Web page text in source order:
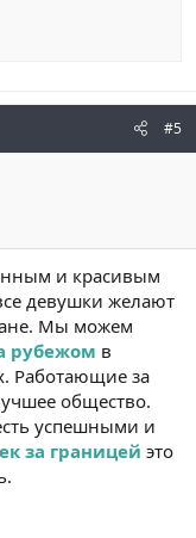
#5
и красивым
девушки желают
Мы можем
рубежом в
Работающие за
общество.
успешными и
за границей это